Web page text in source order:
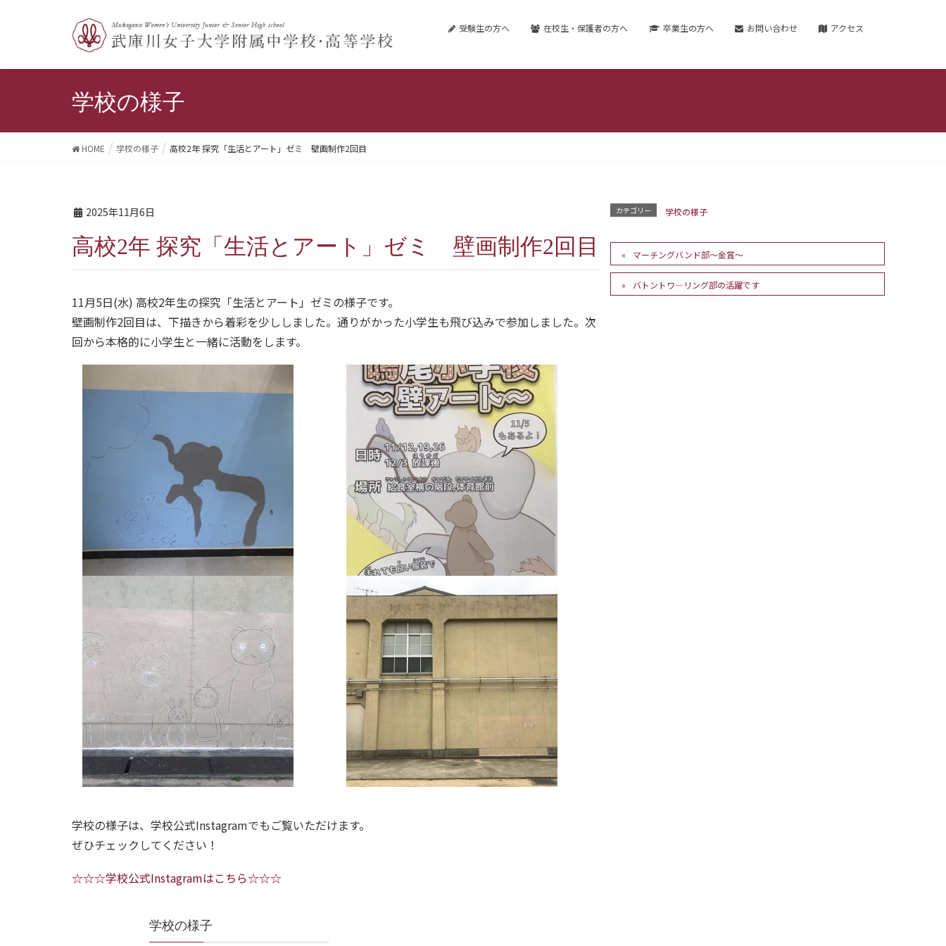
受験生の方へ 在校生・保護者の方へ 卒業生の方へ お問い合わせ アクセス
学校の様子
HOME 学校の様子 高校2年 探究「生活とアート」ゼミ 壁画制作2回目
2025年11月6日
高校2年 探究「生活とアート」ゼミ 壁画制作2回目
11月5日(水) 高校2年生の探究「生活とアート」ゼミの様子です。
壁画制作2回目は、下描きから着彩を少ししました。通りがかった小学生も飛び込みで参加しました。次
回から本格的に小学生と一緒に活動をします。
学校の様子は、学校公式Instagramでもご覧いただけます。
ぜひチェックしてください！
☆☆☆学校公式Instagramはこちら☆☆☆
カテゴリー 学校の様子
マーチングバンド部〜金賞〜
バトントワ―リング部の活躍です
学校の様子